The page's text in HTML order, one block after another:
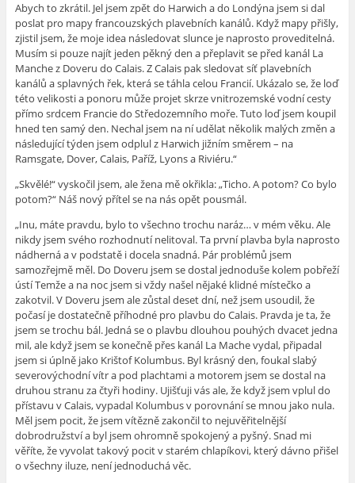
Abych to zkrátil. Jel jsem zpět do Harwich a do Londýna jsem si dal
poslat pro mapy francouzských plavebních kanálů. Když mapy přišly,
zjistil jsem, že moje idea následovat slunce je naprosto proveditelná.
Musím si pouze najít jeden pěkný den a přeplavit se před kanál La
Manche z Doveru do Calais. Z Calais pak sledovat síť plavebních
kanálů a splavných řek, která se táhla celou Francií. Ukázalo se, že loď
této velikosti a ponoru může projet skrze vnitrozemské vodní cesty
přímo srdcem Francie do Středozemního moře. Tuto loď jsem koupil
hned ten samý den. Nechal jsem na ní udělat několik malých změn a
následující týden jsem odplul z Harwich jižním směrem – na
Ramsgate, Dover, Calais, Paříž, Lyons a Riviéru.“
„Skvělé!“ vyskočil jsem, ale žena mě okřikla: „Ticho. A potom? Co bylo
potom?“ Náš nový přítel se na nás opět pousmál.
„Inu, máte pravdu, bylo to všechno trochu naráz… v mém věku. Ale
nikdy jsem svého rozhodnutí nelitoval. Ta první plavba byla naprosto
nádherná a v podstatě i docela snadná. Pár problémů jsem
samozřejmě měl. Do Doveru jsem se dostal jednoduše kolem pobřeží
ústí Temže a na noc jsem si vždy našel nějaké klidné místečko a
zakotvil. V Doveru jsem ale zůstal deset dní, než jsem usoudil, že
počasí je dostatečně příhodné pro plavbu do Calais. Pravda je ta, že
jsem se trochu bál. Jedná se o plavbu dlouhou pouhých dvacet jedna
mil, ale když jsem se konečně přes kanál La Mache vydal, připadal
jsem si úplně jako Krištof Kolumbus. Byl krásný den, foukal slabý
severovýchodní vítr a pod plachtami a motorem jsem se dostal na
druhou stranu za čtyři hodiny. Ujišťuji vás ale, že když jsem vplul do
přístavu v Calais, vypadal Kolumbus v porovnání se mnou jako nula.
Měl jsem pocit, že jsem vítězně zakončil to nejuvěřitelnější
dobrodružství a byl jsem ohromně spokojený a pyšný. Snad mi
věříte, že vyvolat takový pocit v starém chlapíkovi, který dávno přišel
o všechny iluze, není jednoduchá věc.